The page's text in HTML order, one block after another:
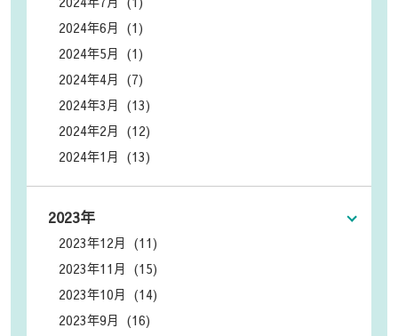
2024年6月 (1)
2024年5月 (1)
2024年4月 (7)
2024年3月 (13)
2024年2月 (12)
2024年1月 (13)
2023年
2023年12月 (11)
2023年11月 (15)
2023年10月 (14)
2023年9月 (16)